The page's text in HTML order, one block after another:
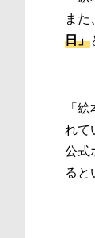
ま
日」
「
れて
公式
ると